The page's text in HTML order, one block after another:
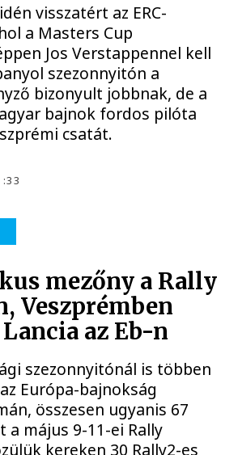
visszatért az ERC-
a Masters Cup
Jos Verstappennel kell
szezonnyitón a
bizonyult jobbnak, de a
bajnok fordos pilóta
csatát.
mezőny a Rally
Veszprémben
az Eb-n
szezonnyitónál is többen
Európa-bajnokság
összesen ugyanis 67
a május 9-11-ei Rally
kereken 30 Rally2-es